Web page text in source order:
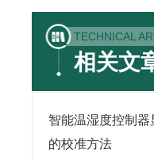
TECHNICAL
相关文
智能温湿度控制
的校准方法